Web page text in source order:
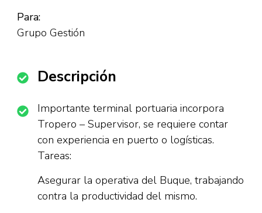
Para:
Grupo Gestión
Descripción
Importante terminal portuaria incorpora
Tropero – Supervisor, se requiere contar
con experiencia en puerto o logísticas.
Tareas:
Asegurar la operativa del Buque, trabajando
contra la productividad del mismo.